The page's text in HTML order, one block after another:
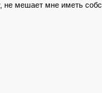
мешает мне иметь